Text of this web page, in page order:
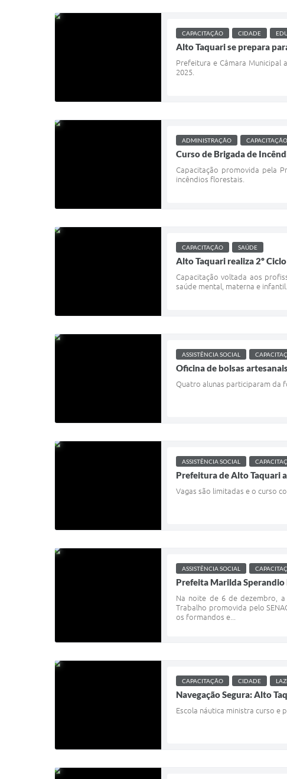
CAPACITAÇÃO CIDADE
Alto Taquari se prepara
Prefeitura e Câmara Municipal
2025.
ADMINISTRAÇÃO CAPACITAÇÃO
Curso de Brigada de
Capacitação promovida pela
incêndios florestais.
CAPACITAÇÃO SAÚDE
Alto Taquari realiza 2º
Capacitação voltada aos
saúde mental, materna e infantil.
ASSISTÊNCIA SOCIAL
Oficina de bolsas
Quatro alunas participaram da
ASSISTÊNCIA SOCIAL
Prefeitura de Alto Taquari
Vagas são limitadas e o curso
ASSISTÊNCIA SOCIAL
Prefeita Marilda Sperandio
Na noite de 6 de dezembro,
Trabalho promovida pelo
os formandos e...
CAPACITAÇÃO CIDADE
Navegação Segura: Alto
Escola náutica ministra curso e